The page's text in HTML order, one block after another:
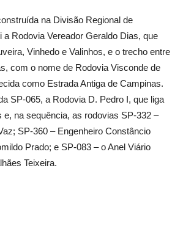
na Divisão Regional de
a Rodovia Vereador Geraldo Dias, que
Vinhedo e Valinhos, e o trecho entre
com o nome de Rodovia Visconde de
como Estrada Antiga de Campinas.
SP-065, a Rodovia D. Pedro I, que liga
na sequência, as rodovias SP-332 –
SP-360 – Engenheiro Constâncio
Prado; e SP-083 – o Anel Viário
Teixeira.